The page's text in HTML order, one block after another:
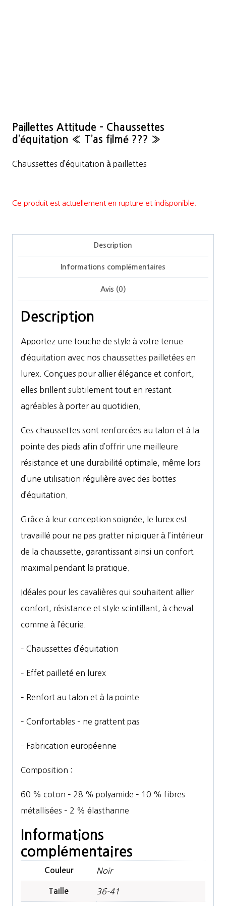
Paillettes Attitude – Chaussettes
d’équitation « T’as filmé ??? »
Chaussettes d’équitation à paillettes
Ce produit est actuellement en rupture et indisponible.
Description
Informations complémentaires
Avis (0)
Description
Apportez une touche de style à votre tenue
d’équitation avec nos chaussettes pailletées en
lurex. Conçues pour allier élégance et confort,
elles brillent subtilement tout en restant
agréables à porter au quotidien.
Ces chaussettes sont renforcées au talon et à la
pointe des pieds afin d’offrir une meilleure
résistance et une durabilité optimale, même lors
d’une utilisation régulière avec des bottes
d’équitation.
Grâce à leur conception soignée, le lurex est
travaillé pour ne pas gratter ni piquer à l’intérieur
de la chaussette, garantissant ainsi un confort
maximal pendant la pratique.
Idéales pour les cavalières qui souhaitent allier
confort, résistance et style scintillant, à cheval
comme à l’écurie.
– Chaussettes d’équitation
– Effet pailleté en lurex
– Renfort au talon et à la pointe
– Confortables – ne grattent pas
– Fabrication européenne
Composition :
60 % coton – 28 % polyamide – 10 % fibres
métallisées – 2 % élasthanne
Informations
complémentaires
Couleur Noir
Taille 36-41